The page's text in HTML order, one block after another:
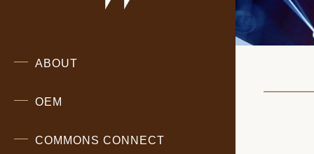
ABOUT
弊社について
OEM
サロンオリジナル商品について
COMMONS CONNECT